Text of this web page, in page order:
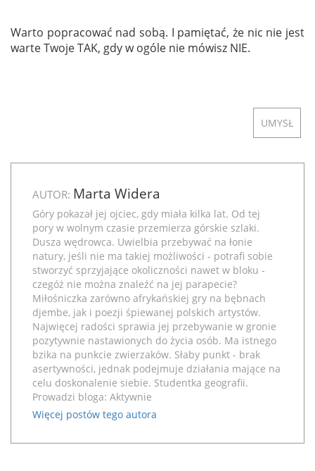
Warto popracować nad sobą. I pamiętać, że nic nie jest
warte Twoje TAK, gdy w ogóle nie mówisz NIE.
UMYSŁ
AUTOR: Marta Widera
Góry pokazał jej ojciec, gdy miała kilka lat. Od tej
pory w wolnym czasie przemierza górskie szlaki.
Dusza wędrowca. Uwielbia przebywać na łonie
natury, jeśli nie ma takiej możliwości - potrafi sobie
stworzyć sprzyjające okoliczności nawet w bloku -
czegóż nie można znaleźć na jej parapecie?
Miłośniczka zarówno afrykańskiej gry na bębnach
djembe, jak i poezji śpiewanej polskich artystów.
Najwięcej radości sprawia jej przebywanie w gronie
pozytywnie nastawionych do życia osób. Ma istnego
bzika na punkcie zwierzaków. Słaby punkt - brak
asertywności, jednak podejmuje działania mające na
celu doskonalenie siebie. Studentka geografii.
Prowadzi bloga: Aktywnie
Więcej postów tego autora